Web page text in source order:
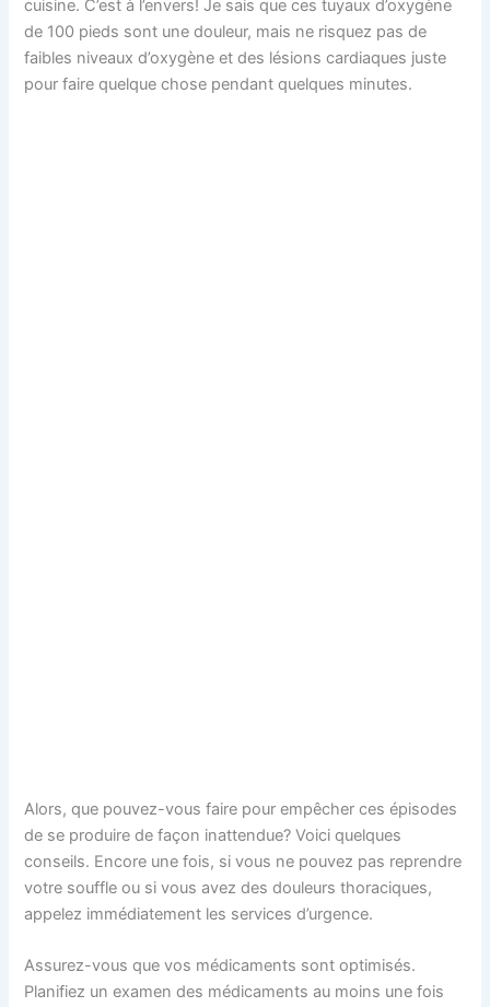
cuisine. C’est à l’envers! Je sais que ces tuyaux d’oxygène
de 100 pieds sont une douleur, mais ne risquez pas de
faibles niveaux d’oxygène et des lésions cardiaques juste
pour faire quelque chose pendant quelques minutes.
Alors, que pouvez-vous faire pour empêcher ces épisodes
de se produire de façon inattendue? Voici quelques
conseils. Encore une fois, si vous ne pouvez pas reprendre
votre souffle ou si vous avez des douleurs thoraciques,
appelez immédiatement les services d’urgence.
Assurez-vous que vos médicaments sont optimisés.
Planifiez un examen des médicaments au moins une fois